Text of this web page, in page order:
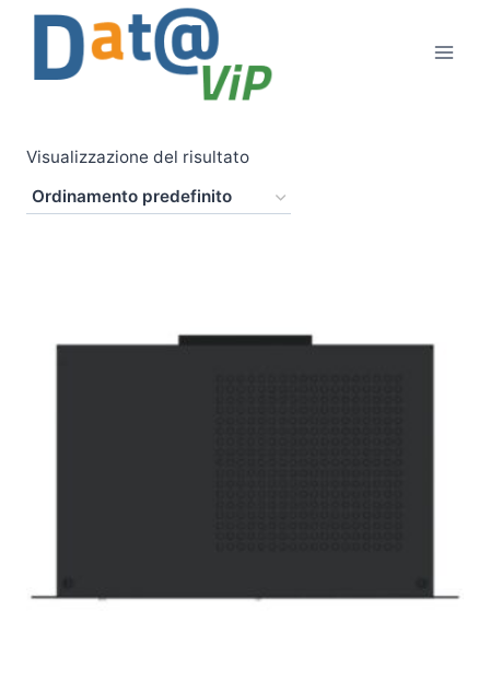
Salta
contenuto
Visualizzazione del risultato